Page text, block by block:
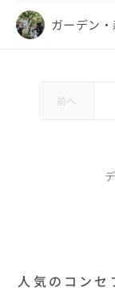
ガーデン
前へ
人気のコンセ